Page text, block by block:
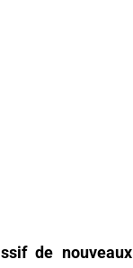
de nouveaux